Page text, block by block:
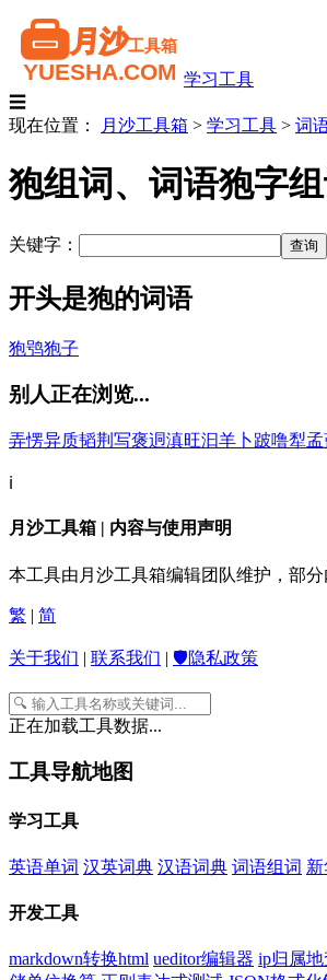
学习工具
☰
现在位置：
月沙工具箱 > 学习工具 > 词
狍组词、词语狍字组
关键字：
开头是狍的词语
狍鸮狍子
别人正在浏览...
弄愣异质韬荆 写褒迵滇旺汩羊 卜跛噜犁孟
ℹ️
月沙工具箱 | 内容与使用声明
本工具由月沙工具箱编辑团队维护，部
繁 | 简
关于我们 | 联系我们 | 🛡️隐私政策
正在加载工具数据...
工具导航地图
学习工具
英语单词 汉英词典 汉语词典 词语组词
开发工具
markdown转换html ueditor编辑器 ip归属地